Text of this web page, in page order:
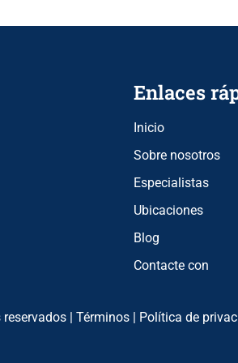
Enlaces
Inicio
Sobre nosotros
Especialistas
Ubicaciones
Blog
Contacte con
| Términos Política de